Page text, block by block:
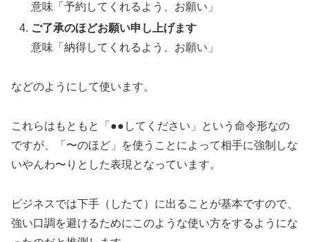
意味「予約してくれるよう、お願い」
ご了承のほどお願い申し上げます
意味「納得してくれるよう、お願い」
などのようにして使います。
これらはもともと「●●してください」という命令形なの
ですが、「〜のほど」を使うことによって相手に強制しな
いやんわ〜りとした表現となっています。
ビジネスでは下手（したて）に出ることが基本ですので、
強い口調を避けるためにこのような使い方をするようにな